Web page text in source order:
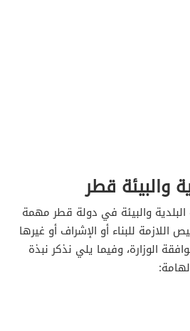
والبيئة قطر
البلدية والبيئة في دولة قطر مهمة
اللازمة للبناء أو الإشراف أو غيرها
الوزارة، وفيما يلي نذكر نبذة